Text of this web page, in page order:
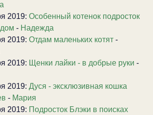
2019: Особенный котенок подросток
- Надежда
2019: Отдам маленьких котят -
2019: Щенки лайки - в добрые руки -
2019: Дуся - эксклюзивная кошка
- Мария
2019: Подросток Блэки в поисках